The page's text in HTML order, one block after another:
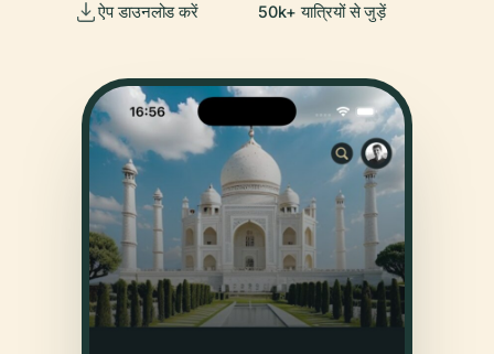
ऐप डाउनलोड करें 50k+ यात्रियों से जुड़ें